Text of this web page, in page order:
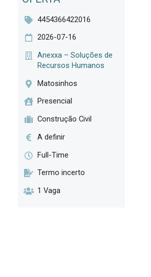
4454366422016
2026-07-16
Anexxa – Soluções de
Recursos Humanos
Matosinhos
Presencial
Construção Civil
A definir
Full-Time
Termo incerto
1 Vaga